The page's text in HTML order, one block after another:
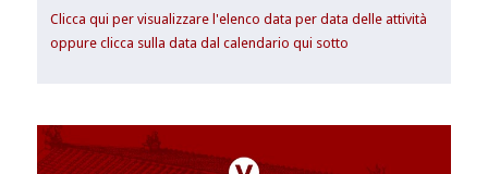
Clicca qui per visualizzare l'elenco data per data delle attività
oppure clicca sulla data dal calendario qui sotto